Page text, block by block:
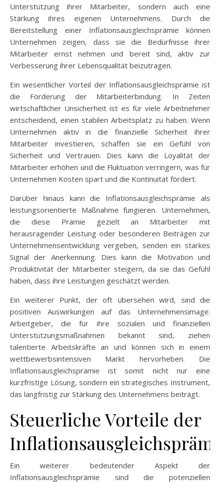
Unterstützung ihrer Mitarbeiter, sondern auch eine
Stärkung ihres eigenen Unternehmens. Durch die
Bereitstellung einer Inflationsausgleichsprämie können
Unternehmen zeigen, dass sie die Bedürfnisse ihrer
Mitarbeiter ernst nehmen und bereit sind, aktiv zur
Verbesserung ihrer Lebensqualität beizutragen.
Ein wesentlicher Vorteil der Inflationsausgleichsprämie ist
die Förderung der Mitarbeiterbindung. In Zeiten
wirtschaftlicher Unsicherheit ist es für viele Arbeitnehmer
entscheidend, einen stabilen Arbeitsplatz zu haben. Wenn
Unternehmen aktiv in die finanzielle Sicherheit ihrer
Mitarbeiter investieren, schaffen sie ein Gefühl von
Sicherheit und Vertrauen. Dies kann die Loyalität der
Mitarbeiter erhöhen und die Fluktuation verringern, was für
Unternehmen Kosten spart und die Kontinuität fördert.
Darüber hinaus kann die Inflationsausgleichsprämie als
leistungsorientierte Maßnahme fungieren. Unternehmen,
die diese Prämie gezielt an Mitarbeiter mit
herausragender Leistung oder besonderen Beiträgen zur
Unternehmensentwicklung vergeben, senden ein starkes
Signal der Anerkennung. Dies kann die Motivation und
Produktivität der Mitarbeiter steigern, da sie das Gefühl
haben, dass ihre Leistungen geschätzt werden.
Ein weiterer Punkt, der oft übersehen wird, sind die
positiven Auswirkungen auf das Unternehmensimage.
Arbeitgeber, die für ihre sozialen und finanziellen
Unterstützungsmaßnahmen bekannt sind, ziehen
talentierte Arbeitskräfte an und können sich in einem
wettbewerbsintensiven Markt hervorheben. Die
Inflationsausgleichsprämie ist somit nicht nur eine
kurzfristige Lösung, sondern ein strategisches Instrument,
das langfristig zur Stärkung des Unternehmens beiträgt.
Steuerliche Vorteile der
Ein weiterer bedeutender Aspekt der
Inflationsausgleichsprämie sind die potenziellen